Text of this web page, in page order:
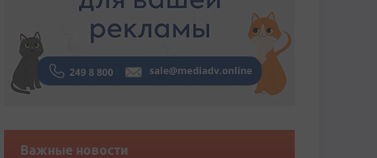
Важные новости